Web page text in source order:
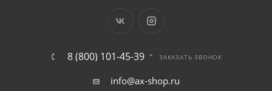
8 (800) 101-45-39 ЗАКАЗАТЬ ЗВОНОК
info@ax-shop.ru